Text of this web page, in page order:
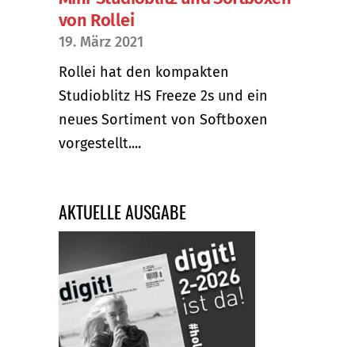
von Rollei
19. März 2021
Rollei hat den kompakten
Studioblitz HS Freeze 2s und ein
neues Sortiment von Softboxen
vorgestellt....
AKTUELLE AUSGABE